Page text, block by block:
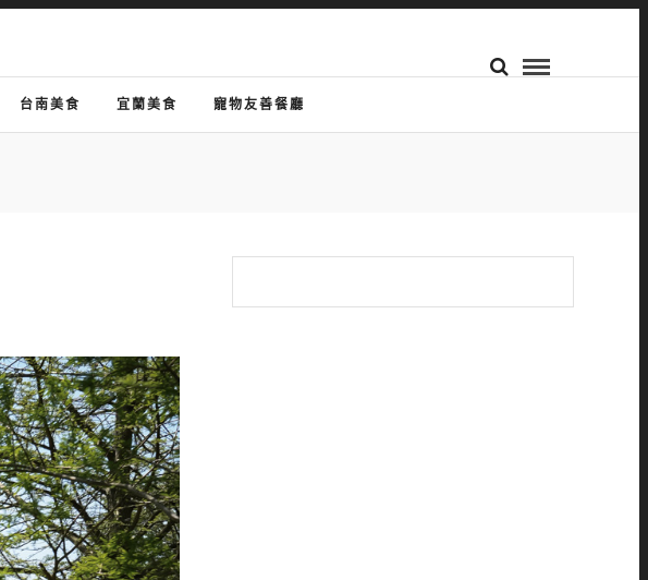
台南美食 宜蘭美食 寵物友善餐廳